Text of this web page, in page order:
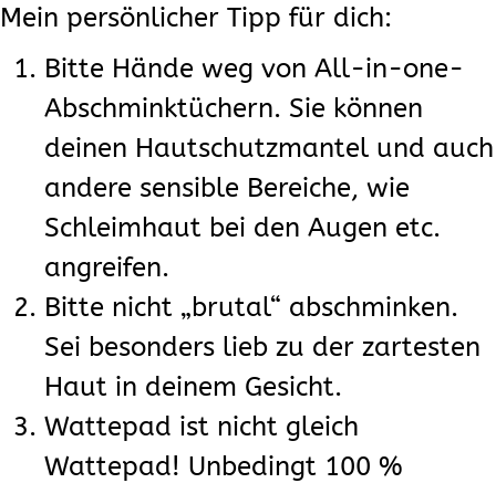
Mein persönlicher Tipp für dich:
Bitte Hände weg von All-in-one-
Abschminktüchern. Sie können
deinen Hautschutzmantel und auch
andere sensible Bereiche, wie
Schleimhaut bei den Augen etc.
angreifen.
Bitte nicht „brutal“ abschminken.
Sei besonders lieb zu der zartesten
Haut in deinem Gesicht.
Wattepad ist nicht gleich
Wattepad! Unbedingt 100 %